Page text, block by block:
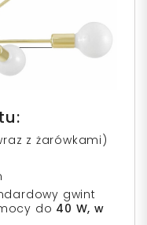
z żarówkami)
gwint
do 40 W, w